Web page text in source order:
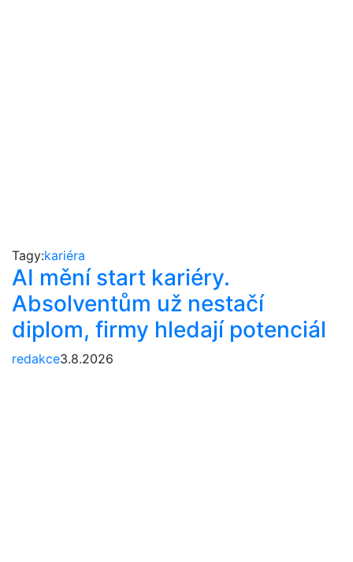
Tagy:kariéra
AI mění start kariéry.
Absolventům už nestačí
diplom, firmy hledají potenciál
redakce3.8.2026